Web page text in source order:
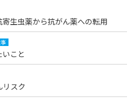
生虫薬から抗がん薬への転用
こと
リスク